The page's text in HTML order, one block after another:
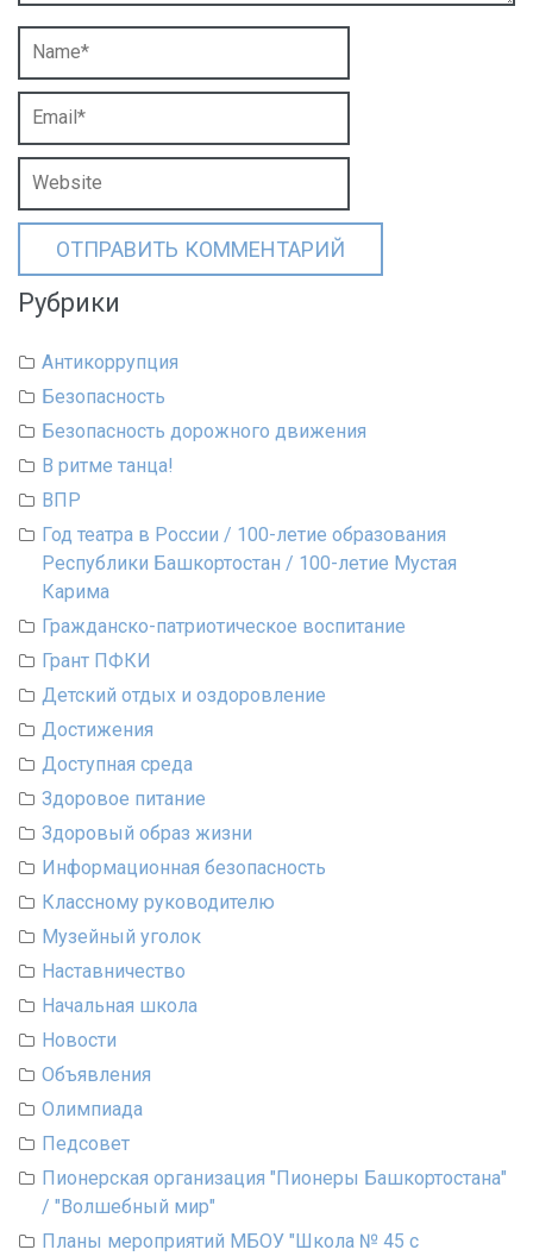
Рубрики
Антикоррупция
Безопасность
Безопасность дорожного движения
В ритме танца!
ВПР
Год театра в России / 100-летие образования
Республики Башкортостан / 100-летие Мустая
Карима
Гражданско-патриотическое воспитание
Грант ПФКИ
Детский отдых и оздоровление
Достижения
Доступная среда
Здоровое питание
Здоровый образ жизни
Информационная безопасность
Классному руководителю
Музейный уголок
Наставничество
Начальная школа
Новости
Объявления
Олимпиада
Педсовет
Пионерская организация "Пионеры Башкортостана"
/ "Волшебный мир"
Планы мероприятий МБОУ "Школа № 45 с